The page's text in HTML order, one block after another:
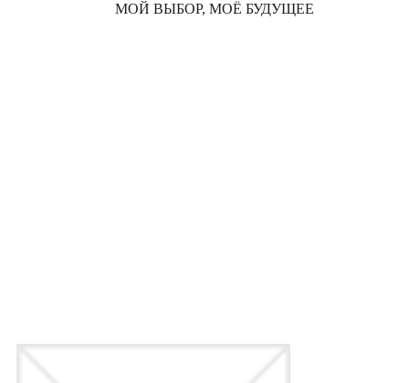
МОЙ ВЫБОР, МОЁ БУДУЩЕЕ